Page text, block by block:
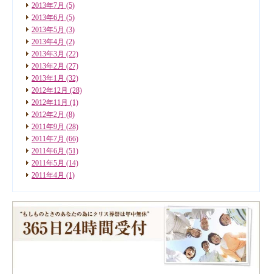
2013年7月 (5)
2013年6月 (5)
2013年5月 (3)
2013年4月 (2)
2013年3月 (22)
2013年2月 (27)
2013年1月 (32)
2012年12月 (28)
2012年11月 (1)
2012年2月 (8)
2011年9月 (28)
2011年7月 (66)
2011年6月 (51)
2011年5月 (14)
2011年4月 (1)